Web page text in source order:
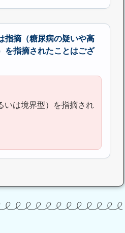
指摘（糖尿病の疑いや高
を指摘されたことはござ
いは境界型）を指摘され